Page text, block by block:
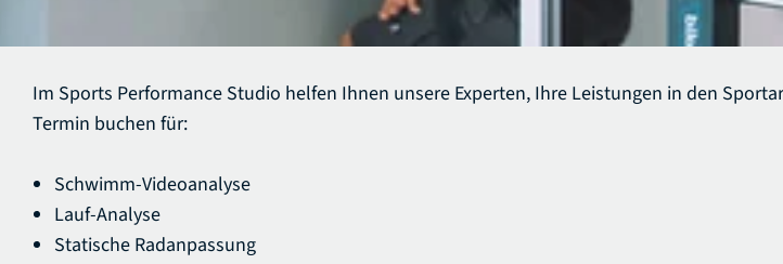
Im Sports Performance Studio helfen Ihnen unsere Experten, Ihre Leistungen in den
Termin buchen für:
Schwimm-Videoanalyse
Lauf-Analyse
Statische Radanpassung